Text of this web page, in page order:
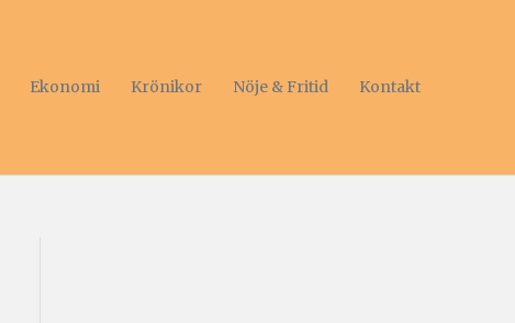
Ekonomi Krönikor Nöje & Fritid Kontakt